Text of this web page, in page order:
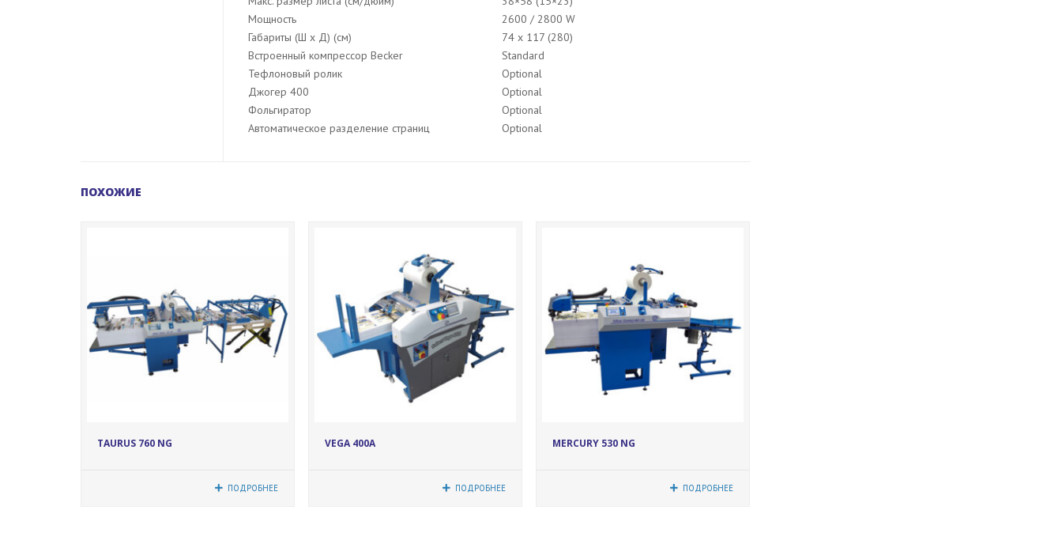
Мощность
2600 / 2800 W
Габариты (Ш x Д) (см)
74 x 117 (280)
Встроенный компрессор Becker
Standard
Тефлоновый ролик
Optional
Джогер 400
Optional
Фольгиратор
Optional
Автоматическое разделение страниц
Optional
ПОХОЖИЕ
TAURUS 760 NG
ПОДРОБНЕЕ
VEGA 400A
ПОДРОБНЕЕ
MERCURY 530 NG
ПОДРОБНЕЕ